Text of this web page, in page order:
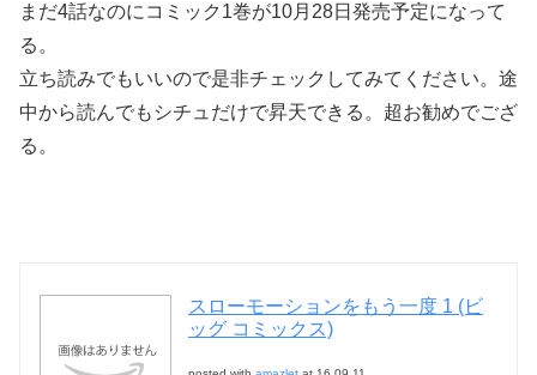
まだ4話なのにコミック1巻が10月28日発売予定になって
る。
立ち読みでもいいので是非チェックしてみてください。途
中から読んでもシチュだけで昇天できる。超お勧めでござ
る。
スローモーションをもう一度 1 (ビ
ッグ コミックス)